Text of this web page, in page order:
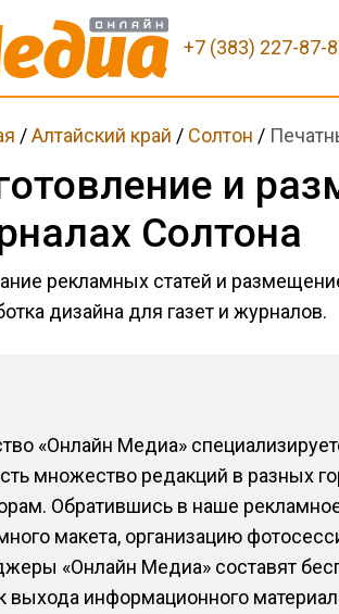
+7 (383) 227-87-
/Алтайский край / Солтон /
и
Солтона
рекламных статей и
дизайна для газет и журналов.
«Онлайн Медиа»
множество редакций в разных
Обратившись в наше
макета, организацию
«Онлайн Медиа» составят
выхода информационного